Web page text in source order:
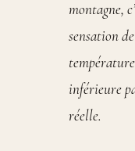
montagne,
sensation
inférieure
réelle.